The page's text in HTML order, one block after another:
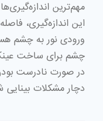
مهم‌ترین
این اندازه‌گیری،
ورودی نور به چشم
چشم برای ساخت
در صورت نادرست
دچار مشکلات بینایی